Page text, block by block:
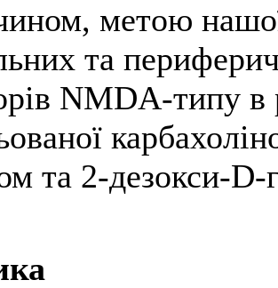
метою
та
NMDA-типу в
та 2-дезокси-